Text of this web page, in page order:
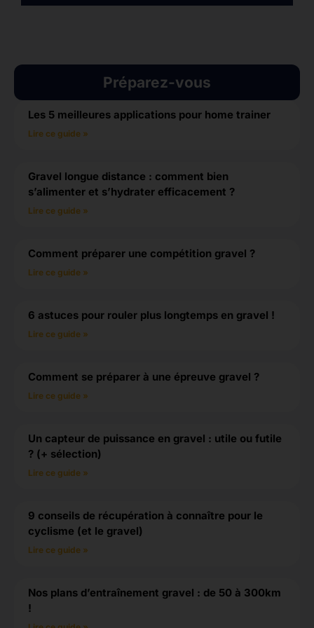
Préparez-vous
Les 5 meilleures applications pour home trainer
Lire ce guide »
Gravel longue distance : comment bien
s’alimenter et s’hydrater efficacement ?
Lire ce guide »
Comment préparer une compétition gravel ?
Lire ce guide »
6 astuces pour rouler plus longtemps en gravel !
Lire ce guide »
Comment se préparer à une épreuve gravel ?
Lire ce guide »
Un capteur de puissance en gravel : utile ou futile
? (+ sélection)
Lire ce guide »
9 conseils de récupération à connaître pour le
cyclisme (et le gravel)
Lire ce guide »
Nos plans d’entraînement gravel : de 50 à 300km
!